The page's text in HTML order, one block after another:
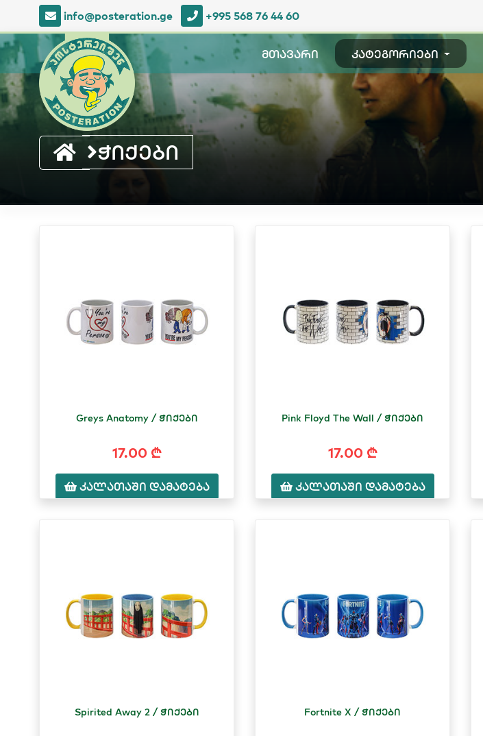
info@posteration.ge +995 568 76 44 60
მთავარი კატეგორიები
ჭიქები
Greys Anatomy / ჭიქები
17.00 ₾
კალათაში დამატება
Pink Floyd The Wall / ჭიქები
17.00 ₾
კალათაში დამატება
Spirited Away 2 / ჭიქები Fortnite X / ჭიქები